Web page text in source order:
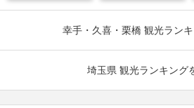
幸手・久喜・栗橋 観光ラン
埼玉県 観光ランキング